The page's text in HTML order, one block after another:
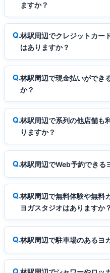
ますか？
林駅周辺でクレジットカー
はありますか？
林駅周辺で現金払いができ
か？
林駅周辺で系列の他店舗も
りますか？
林駅周辺でWeb予約できる
林駅周辺で無料体験や無料
ヨガスタジオはありますか？
林駅周辺で駐車場のあるヨ